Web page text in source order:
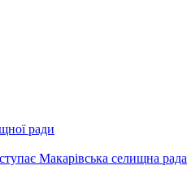
ради
Макарівська селищна рада